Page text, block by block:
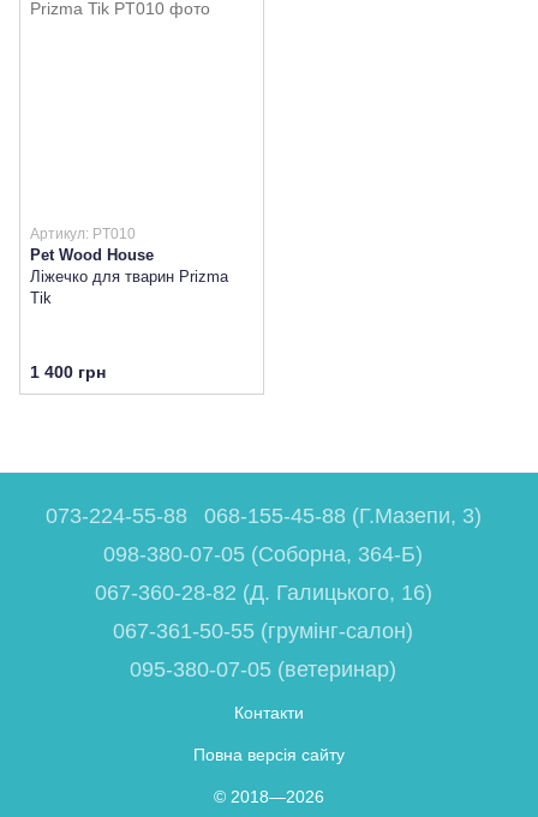
Артикул: PT010
Pet Wood House
Ліжечко для тварин Prizma
Tik
1 400 грн
073-224-55-88
068-155-45-88 (Г.Мазепи, 3)
098-380-07-05 (Соборна, 364-Б)
067-360-28-82 (Д. Галицького, 16)
067-361-50-55 (грумінг-салон)
095-380-07-05 (ветеринар)
Контакти
Повна версія сайту
© 2018—2026